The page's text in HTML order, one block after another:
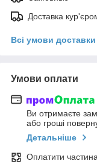
Доставка
Всі умови доставки
Умови оплати
Ви отримаєте
або гроші
Детальніше
Оплатити